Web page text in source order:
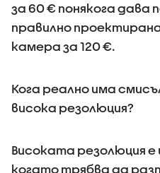
за 60 € понякога дава
правилно
камера за 120 €.
Кога реално има
висока резолюция?
Високата резолюция е
когато трябва да